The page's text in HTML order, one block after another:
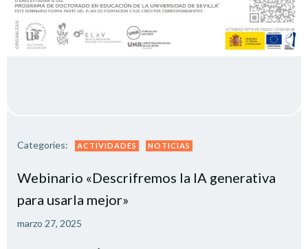
Categories: ACTIVIDADES NOTICIAS
Webinario «Descrifremos la IA generativa
para usarla mejor»
marzo 27, 2025